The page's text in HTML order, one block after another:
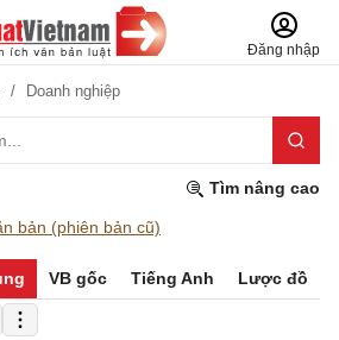
Đăng nhập
Doanh nghiệp
Tìm nâng cao
bản (phiên bản cũ)
VB gốc Tiếng Anh Lược đồ